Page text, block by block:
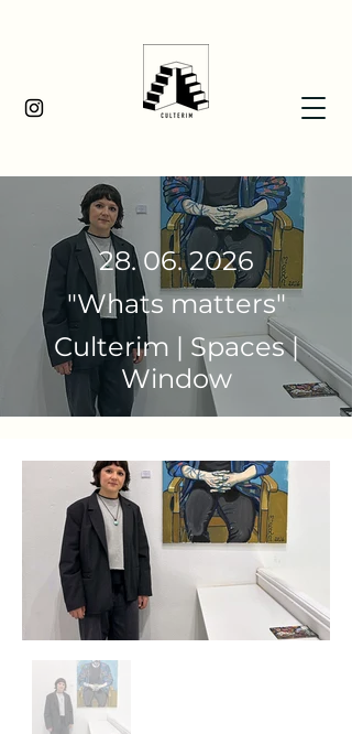
28. 06. 2026
"Whats matters"
Culterim | Spaces |
Window